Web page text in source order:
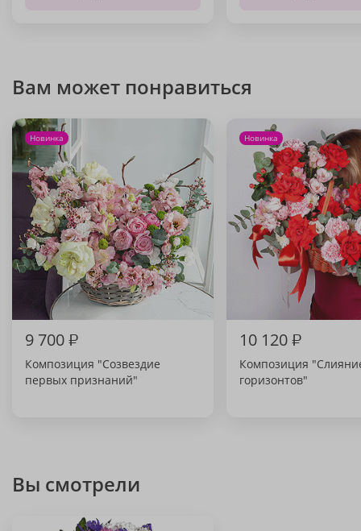
Вам может понравиться
Новинка
9 700₽
Композиция "Созвездие
первых признаний"
Новинка
10 120₽
Композиция
горизонтов"
Вы смотрели